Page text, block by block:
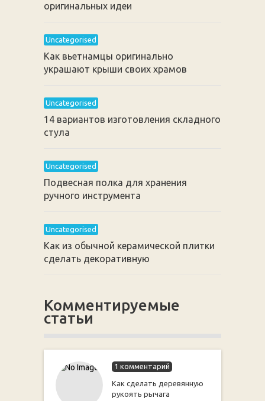
оригинальных идеи
Uncategorised
Как вьетнамцы оригинально
украшают крыши своих храмов
Uncategorised
14 вариантов изготовления складного
стула
Uncategorised
Подвесная полка для хранения
ручного инструмента
Uncategorised
Как из обычной керамической плитки
сделать декоративную
Комментируемые
статьи
1 комментарий
Как сделать деревянную
рукоять рычага